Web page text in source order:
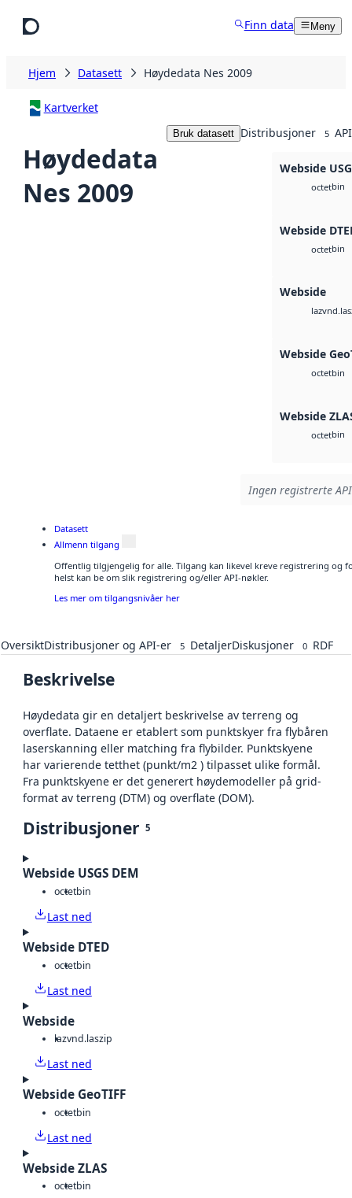
Finn data Meny
Hjem Datasett Høydedata Nes 2009
Kartverket
Høydedata
Nes 2009
Bruk datasett Distribusjoner 5
Webside
octetbin
Webside
octetbin
Webside
laz
Webside
octetbin
Webside
octetbin
Ingen registrerte
Datasett
Allmenn tilgang
Offentlig tilgjengelig for alle. Tilgang kan likevel kreve registrering og
helst kan be om slik registrering og/eller API-nøkler.
Les mer om tilgangsnivåer her
OversiktDistribusjoner og API-er 5 DetaljerDiskusjoner 0 RDF
Beskrivelse
Høydedata gir en detaljert beskrivelse av terreng og
overflate. Dataene er etablert som punktskyer fra flybåren
laserskanning eller matching fra flybilder. Punktskyene
har varierende tetthet (punkt/m2 ) tilpasset ulike formål.
Fra punktskyene er det generert høydemodeller på grid-
format av terreng (DTM) og overflate (DOM).
Distribusjoner 5
Webside USGS DEM
octetbin
Last ned
Webside DTED
octetbin
Last ned
Webside
lazvnd.laszip
Last ned
Webside GeoTIFF
octetbin
Last ned
Webside ZLAS
octetbin